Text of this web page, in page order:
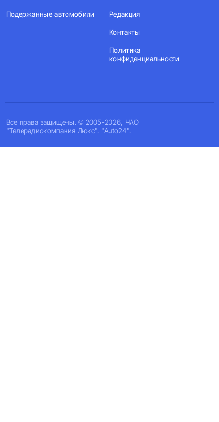
Все права защищены. © 2005-2026, ЧАО
"Телерадиокомпания Люкс". "Auto24".
Подержанные автомобили Редакция
Контакты
Политика
конфиденциальности